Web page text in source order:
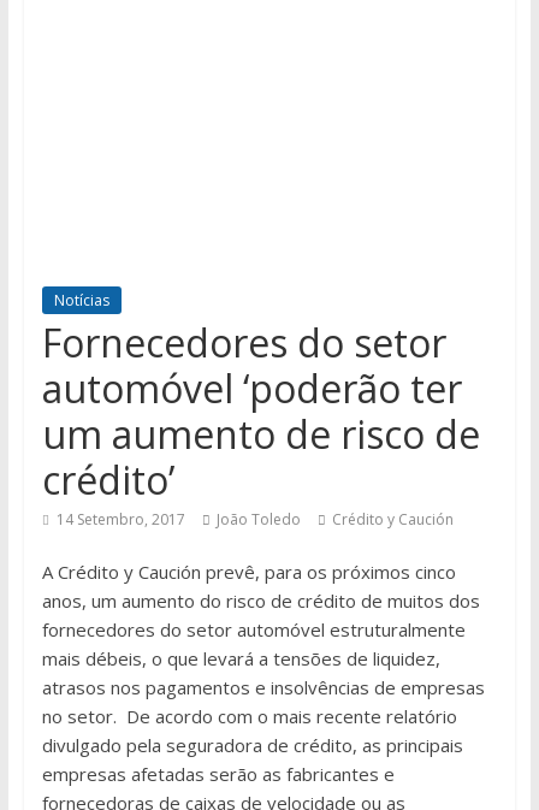
Notícias
Fornecedores do setor
automóvel ‘poderão ter
um aumento de risco de
crédito’
14 Setembro, 2017 João Toledo Crédito y Caución
A Crédito y Caución prevê, para os próximos cinco
anos, um aumento do risco de crédito de muitos dos
fornecedores do setor automóvel estruturalmente
mais débeis, o que levará a tensões de liquidez,
atrasos nos pagamentos e insolvências de empresas
no setor. De acordo com o mais recente relatório
divulgado pela seguradora de crédito, as principais
empresas afetadas serão as fabricantes e
fornecedoras de caixas de velocidade ou as